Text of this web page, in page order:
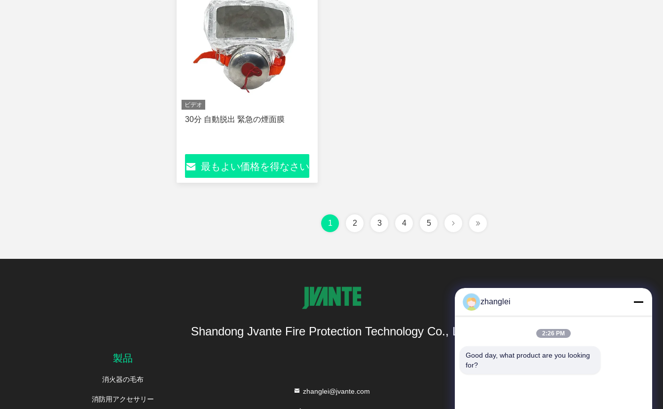
ビデオ
30分 自動脱出 緊急の煙面膜
最もよい価格を得なさい
1 2 3 4 5
Shandong Jvante Fire Protection Technology Co., Ltd.
製品
消火器の毛布
消防用アクセサリー
zhanglei@jvante.com
クイックリンク
zhanglei
2:26 PM
Good day, what product are you looking
for?